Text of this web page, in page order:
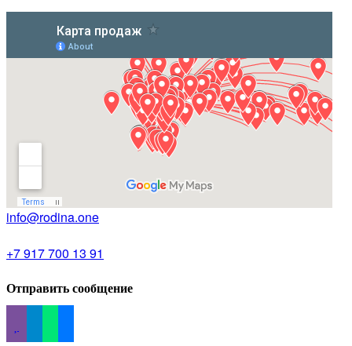
info@rodina.one
+7 917 700 13 91
Отправить сообщение